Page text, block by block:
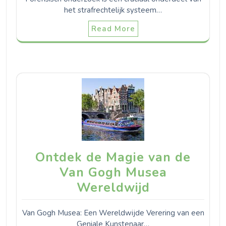
het strafrechtelijk systeem…
Read More
Ontdek de Magie van de
Van Gogh Musea
Wereldwijd
Van Gogh Musea: Een Wereldwijde Verering van een